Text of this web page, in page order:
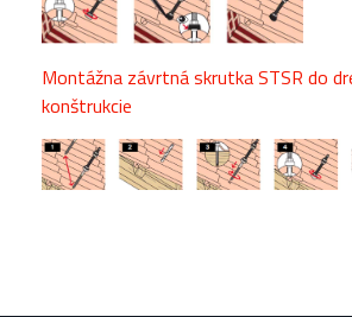
Montážna závrtná skrutka STSR do
konštrukcie